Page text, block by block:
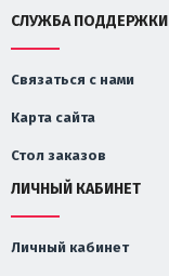
СЛУЖБА ПОДДЕРЖКИ
Связаться с нами
Карта сайта
Стол заказов
ЛИЧНЫЙ КАБИНЕТ
Личный кабинет